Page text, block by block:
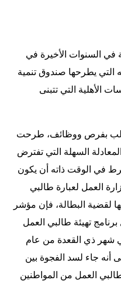
في السنوات الأخيرة في
التي يطرحها صندوق تنمية
الأهلية التي تتبنى
بفرص ووظائف، طرحت
السهلة التي تفترض
في الوقت ذاته أن يكون
العمل لعبارة طالبي
لقضية البطالة، فإن مؤشر
تهيئة طالبي العمل
شهر ذي القعدة من عام
أنه جاء لسد الفجوة بين
العمل من المواطنين